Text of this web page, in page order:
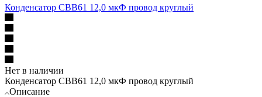
Конденсатор СВВ61 12,0 мкФ провод круглый
Нет в наличии
Конденсатор СВВ61 12,0 мкФ провод круглый
Описание